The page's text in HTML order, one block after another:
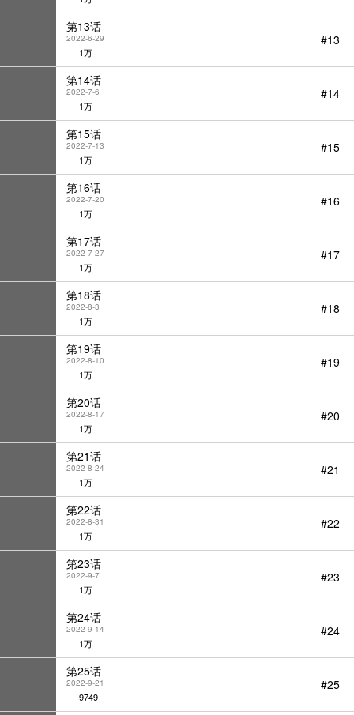
第13话
2022-6-29
1万
#13
第14话
2022-7-6
1万
#14
第15话
2022-7-13
1万
#15
第16话
2022-7-20
1万
#16
第17话
2022-7-27
1万
#17
第18话
2022-8-3
1万
#18
第19话
2022-8-10
1万
#19
第20话
2022-8-17
1万
#20
第21话
2022-8-24
1万
#21
第22话
2022-8-31
1万
#22
第23话
2022-9-7
1万
#23
第24话
2022-9-14
1万
#24
第25话
2022-9-21
9749
#25